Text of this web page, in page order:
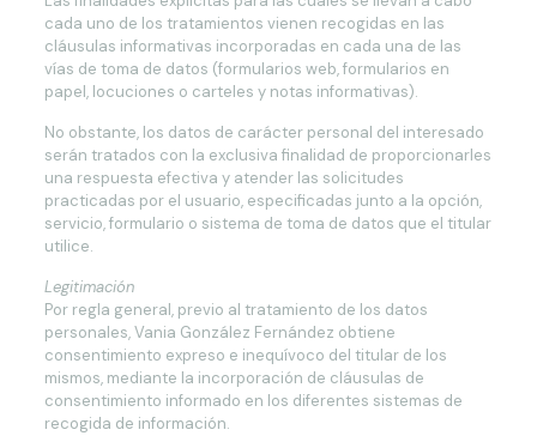
cada uno de los tratamientos vienen recogidas en las
cláusulas informativas incorporadas en cada una de las
vías de toma de datos (formularios web, formularios en
papel, locuciones o carteles y notas informativas).
No obstante, los datos de carácter personal del interesado
serán tratados con la exclusiva finalidad de proporcionarles
una respuesta efectiva y atender las solicitudes
practicadas por el usuario, especificadas junto a la opción,
servicio, formulario o sistema de toma de datos que el titular
utilice.
Legitimación
Por regla general, previo al tratamiento de los datos
personales, Vania González Fernández obtiene
consentimiento expreso e inequívoco del titular de los
mismos, mediante la incorporación de cláusulas de
consentimiento informado en los diferentes sistemas de
recogida de información.